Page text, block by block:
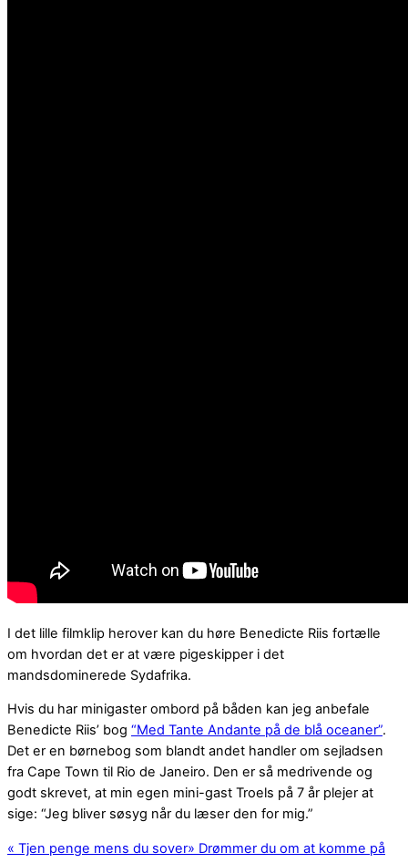
I det lille filmklip herover kan du høre Benedicte Riis fortælle
om hvordan det er at være pigeskipper i det
mandsdominerede Sydafrika.
Hvis du har minigaster ombord på båden kan jeg anbefale
Benedicte Riis’ bog “Med Tante Andante på de blå oceaner”.
Det er en børnebog som blandt andet handler om sejladsen
fra Cape Town til Rio de Janeiro. Den er så medrivende og
godt skrevet, at min egen mini-gast Troels på 7 år plejer at
sige: “Jeg bliver søsyg når du læser den for mig.”
« Tjen penge mens du sover» Drømmer du om at komme på